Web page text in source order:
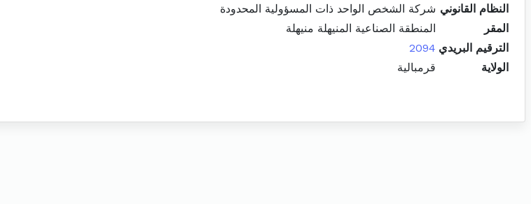
النظام القانوني شركة الشخص الواحد ذات المسؤولية المحدودة
المقر
المنطقة الصناعية المنيهلة منيهلة
الترقيم البريدي 2094
الولاية
قرمبالية